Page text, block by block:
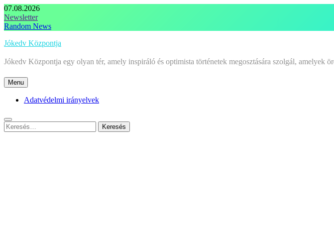
Skip
to
content
07.08.2026
Newsletter
Random News
Jókedv Központja
Jókedv Központja egy olyan tér, amely inspiráló és optimista történetek megosztására szolgál,
Menu
Adatvédelmi irányelvek
Keresés: